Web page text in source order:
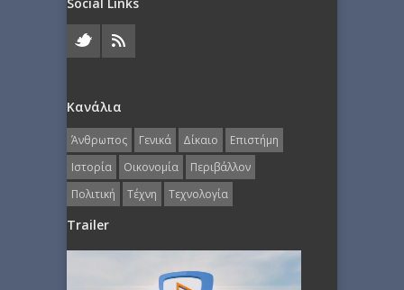
Κανάλια
Άνθρωπος Γενικά Δίκαιο
Επιστήμη
Ιστορία
Οικονομία
Περιβάλλον
Πολιτική
Τέχνη Τεχνολογία
Trailer